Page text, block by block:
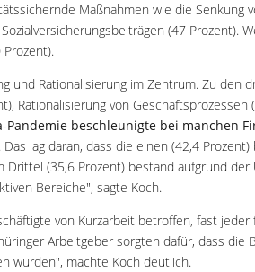
Maßnahmen wie die
(47 Prozent).
und Rationalisierung im Zentrum. Zu den
Rationalisierung von
Pandemie beschleunigte bei manchen
Das lag daran, dass die einen (42,4
Drittel (35,6 Prozent) bestand aufgrund
Bereiche", sagte Koch.
von Kurzarbeit betroffen, fast
Arbeitgeber sorgten dafür, dass
wurden", machte Koch deutlich.